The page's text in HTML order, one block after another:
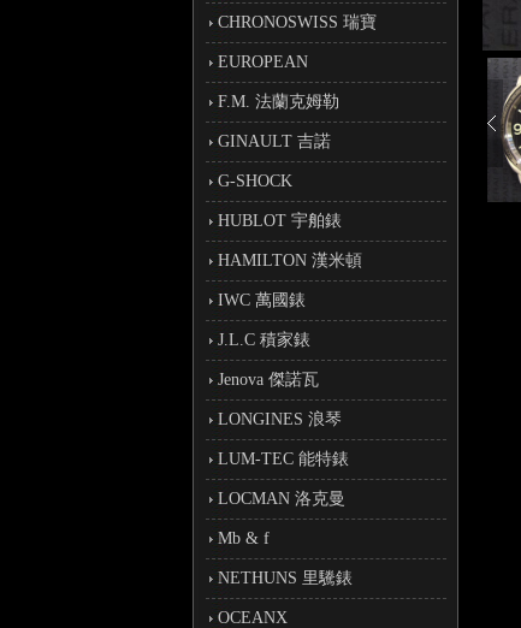
CHRONOSWISS 瑞寶
EUROPEAN
F.M. 法蘭克姆勒
GINAULT 吉諾
G-SHOCK
HUBLOT 宇舶錶
HAMILTON 漢米頓
IWC 萬國錶
J.L.C 積家錶
Jenova 傑諾瓦
LONGINES 浪琴
LUM-TEC 能特錶
LOCMAN 洛克曼
Mb & f
NETHUNS 里驣錶
OCEANX